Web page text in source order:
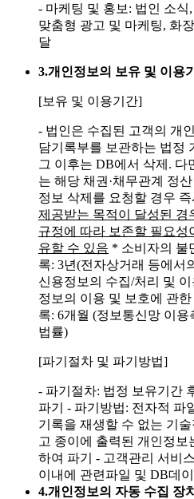
- 마케팅 및 홍보: 법인 소
맞춤형 광고 및 마케팅, 화
달
3.개인정보의 보유 및 이용
[보유 및 이용기간]
- 법인은 수집된 고객의 개
담기록부를 보관하는 법정
그 이후는 DB에서 삭제. 다
는 해당 채권·채무관계 정산
정보 삭제를 요청할 경우 즉
제공받는 목적이 달성된 경
규정에 따라 보존할 필요성
유할 수 있음 * 소비자의 불
록: 3년(전자상거래 등에서
신용정보의 수집/처리 및
정보의 이용 및 보호에 관
록: 6개월 (정보통신망 이
법률)
[파기절차 및 파기방법]
- 파기절차: 법정 보유기간
파기
- 파기방법: 전자적 파
기록을 재생할 수 없는 기
고 종이에 출력된 개인정
하여 파기
- 고객관리 서비
이내에 관련파일 및 DB데
4.개인정보의 자동 수집 장